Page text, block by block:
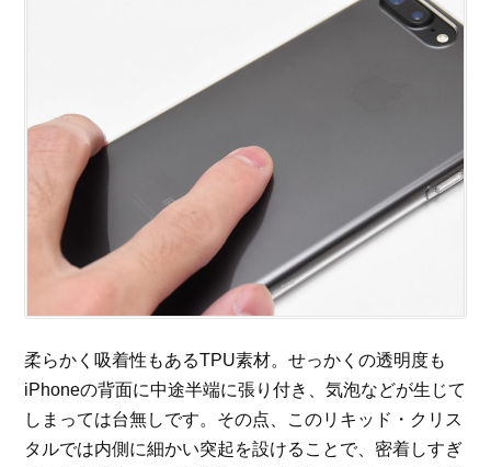
柔らかく吸着性もあるTPU素材。せっかくの透明度も
iPhoneの背面に中途半端に張り付き、気泡などが生じて
しまっては台無しです。その点、このリキッド・クリス
タルでは内側に細かい突起を設けることで、密着しすぎ